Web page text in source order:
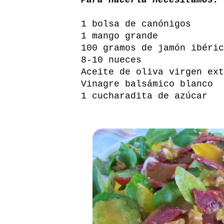
1 bolsa de canónigos
1 mango grande
100 gramos de jamón
8-10 nueces
Aceite de oliva virgen
Vinagre balsámico blanco
1 cucharadita de azúcar